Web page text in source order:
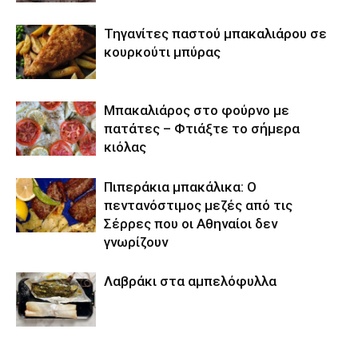
Τηγανίτες παστού μπακαλιάρου σε
κουρκούτι μπύρας
Μπακαλιάρος στο φούρνο με
πατάτες – Φτιάξτε το σήμερα
κιόλας
Πιπεράκια μπακάλικα: Ο
πεντανόστιμος μεζές από τις
Σέρρες που οι Αθηναίοι δεν
γνωρίζουν
Λαβράκι στα αμπελόφυλλα